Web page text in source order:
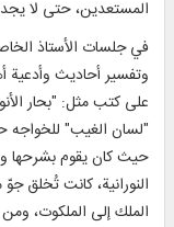
المستعدين، حتى لا يجد
في جلسات الأستاذ
وتفسير أحاديث وأدعية
على كتب مثل: "بحار
"لسان الغيب" للخواجه
حيث كان يقوم بشرحها
النورانية، كانت تُخلق
الملك إلى الملكوت،